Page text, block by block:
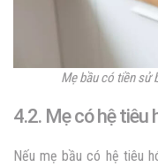
Mẹ bầu có tiền sử
4.2. Mẹ có hệ tiêu
Nếu mẹ bầu có hệ tiêu